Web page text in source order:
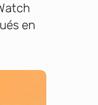
en